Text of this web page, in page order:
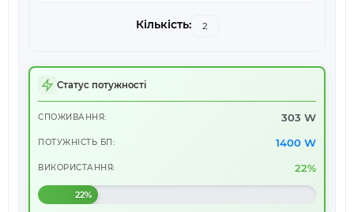
Статус потужності
СПОЖИВАННЯ: 303 W
ПОТУЖНІСТЬ БП: 1400 W
ВИКОРИСТАННЯ: 22%
22%